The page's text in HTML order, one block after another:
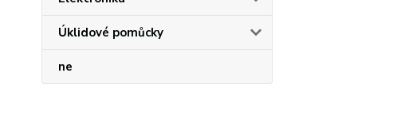
Úklidové pomůcky
ne